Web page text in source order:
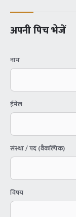
अपनी पिच भेजें
नाम
ईमेल
संस्था / पद (वैकल्पिक)
विषय